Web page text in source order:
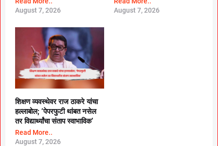
August 7, 2026
August 7, 2026
शिक्षण व्यवस्थेवर राज ठाकरे यांचा
हल्लाबोल; ‘पेपरफुटी थांबत नसेल
तर विद्यार्थ्यांचा संताप स्वाभाविक’
Read More..
August 7, 2026